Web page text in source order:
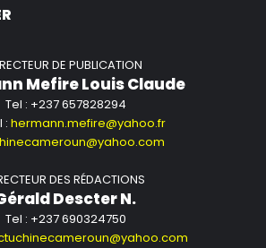
DE PUBLICATION
Mefire Louis Claude
Tel : +237 657828294
: hermann.mefire@yahoo.fr
DES RÉDACTIONS
Descter N.
Tel : +237 690324750